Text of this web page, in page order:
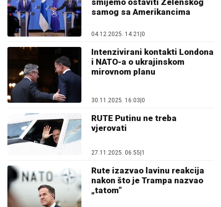
samog sa Amerikancima
04.12.2025. 14:21 |0
Intenzivirani kontakti Londona
i NATO-a o ukrajinskom
mirovnom planu
30.11.2025. 16:03 0
RUTE Putinu ne treba
vjerovati
27.11.2025. 06:55 1
Rute izazvao lavinu reakcija
nakon što je Trampa nazvao
„tatom“